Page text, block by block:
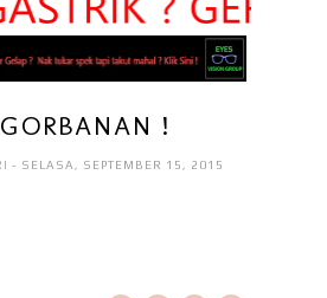
!
- SELASA, SEPTEMBER 15, 2015